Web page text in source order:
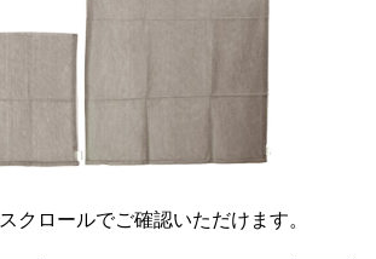
クロールでご確認いただけます。